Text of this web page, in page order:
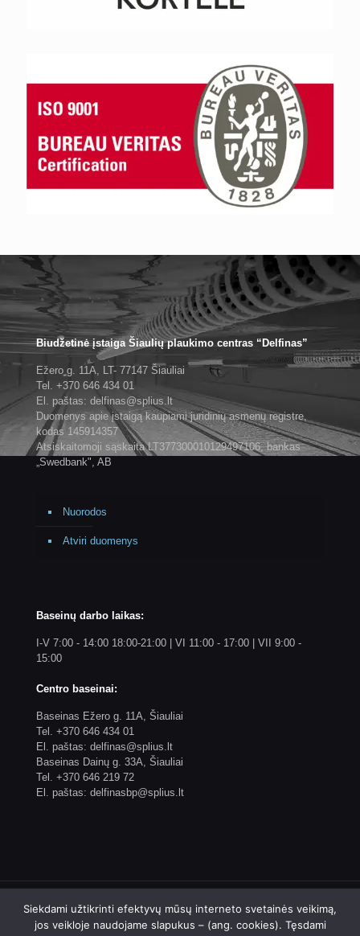
Biudžetinė įstaiga Šiaulių plaukimo centras “Delfinas”
Ežero g. 11A, LT- 77147 Šiauliai
Tel. +370 646 434 01
El. paštas: delfinas@splius.lt
Duomenys apie įstaigą kaupiami juridinių asmenų registre,
kodas 145914357
Atsiskaitomoji sąskaita LT377300010129497106, bankas
„Swedbank", AB
Nuorodos
Atviri duomenys
Baseinų darbo laikas:
I-V 7:00 - 14:00 18:00-21:00 | VI 11:00 - 17:00 | VII 9:00 -
15:00
Centro baseinai:
Baseinas Ežero g. 11A, Šiauliai
Tel. +370 646 434 01
El. paštas: delfinas@splius.lt
Baseinas Dainų g. 33A, Šiauliai
Tel. +370 646 219 72
El. paštas: delfinasbp@splius.lt
Siekdami užtikrinti efektyvų mūsų interneto svetainės veikimą,
jos veikloje naudojame slapukus – (ang. cookies). Tęsdami